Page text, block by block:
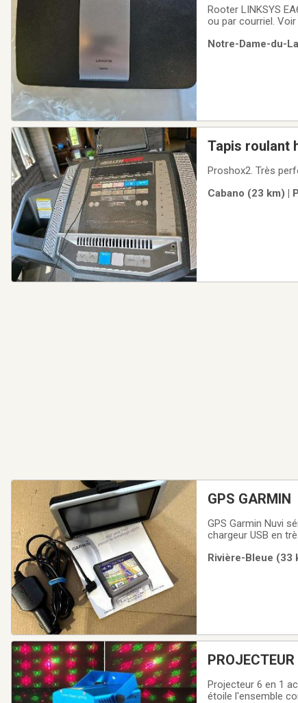
Rooter LINKSYS
ou par courriel.
Notre-Dame-du-
Tapis roulant
Proshox2. Très
Cabano (23 km) |
GPS GARMIN
GPS Garmin Nuvi
chargeur USB en
Rivière-Bleue (33
PROJECTEUR
Projecteur 6 en 1
étoile l'ensemble